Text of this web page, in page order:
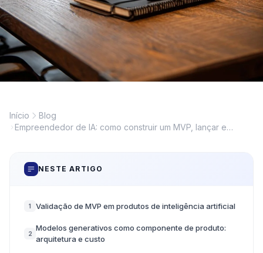
Início
Blog
Empreendedor de IA: como construir um MVP, lançar e
NESTE ARTIGO
1 Validação de MVP em produtos de inteligência artificial
2
Modelos generativos como componente de produto:
arquitetura e custo